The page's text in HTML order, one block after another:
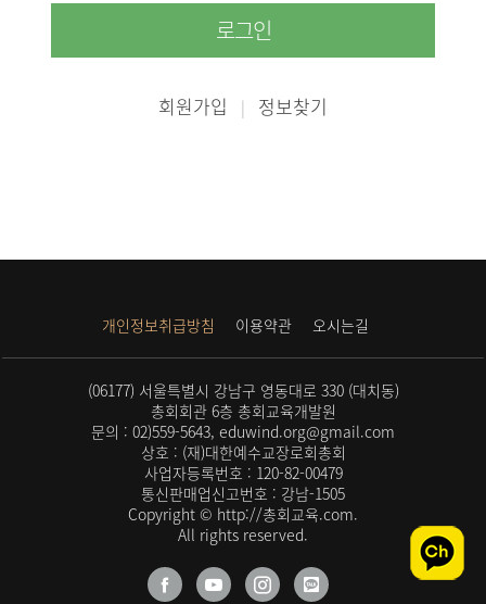
로그인
회원가입 | 정보찾기
개인정보취급방침 이용약관 오시는길
(06177) 서울특별시 강남구 영동대로 330 (대치동)
총회회관 6층 총회교육개발원
문의 : 02)559-5643, eduwind.org@gmail.com
상호 : (재)대한예수교장로회총회
사업자등록번호 : 120-82-00479
통신판매업신고번호 : 강남-1505
Copyright © http://총회교육.com.
All rights reserved.